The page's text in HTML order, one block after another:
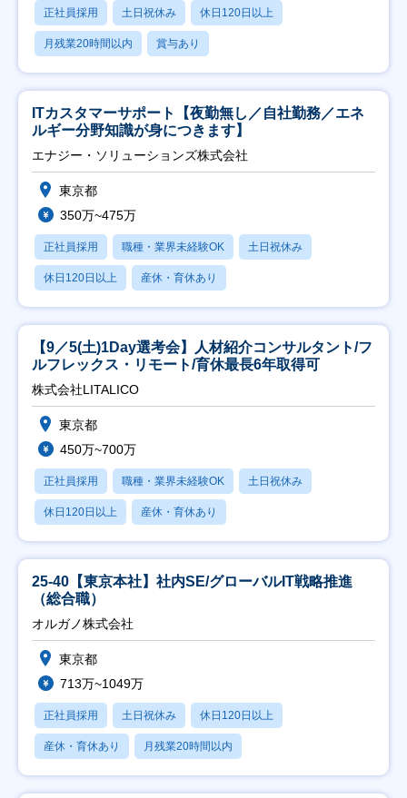
正社員採用 土日祝休み 休日120日以上
月残業20時間以内 賞与あり
ITカスタマーサポート【夜勤無し／自社勤務／エネ
ルギー分野知識が身につきます】
エナジー・ソリューションズ株式会社
東京都
350万~475万
正社員採用 職種・業界未経験OK 土日祝休み
休日120日以上 産休・育休あり
【9／5(土)1Day選考会】人材紹介コンサルタント/フ
ルフレックス・リモート/育休最長6年取得可
株式会社LITALICO
東京都
450万~700万
正社員採用 職種・業界未経験OK 土日祝休み
休日120日以上 産休・育休あり
25-40【東京本社】社内SE/グローバルIT戦略推進
（総合職）
オルガノ株式会社
東京都
713万~1049万
正社員採用 土日祝休み 休日120日以上
産休・育休あり 月残業20時間以内